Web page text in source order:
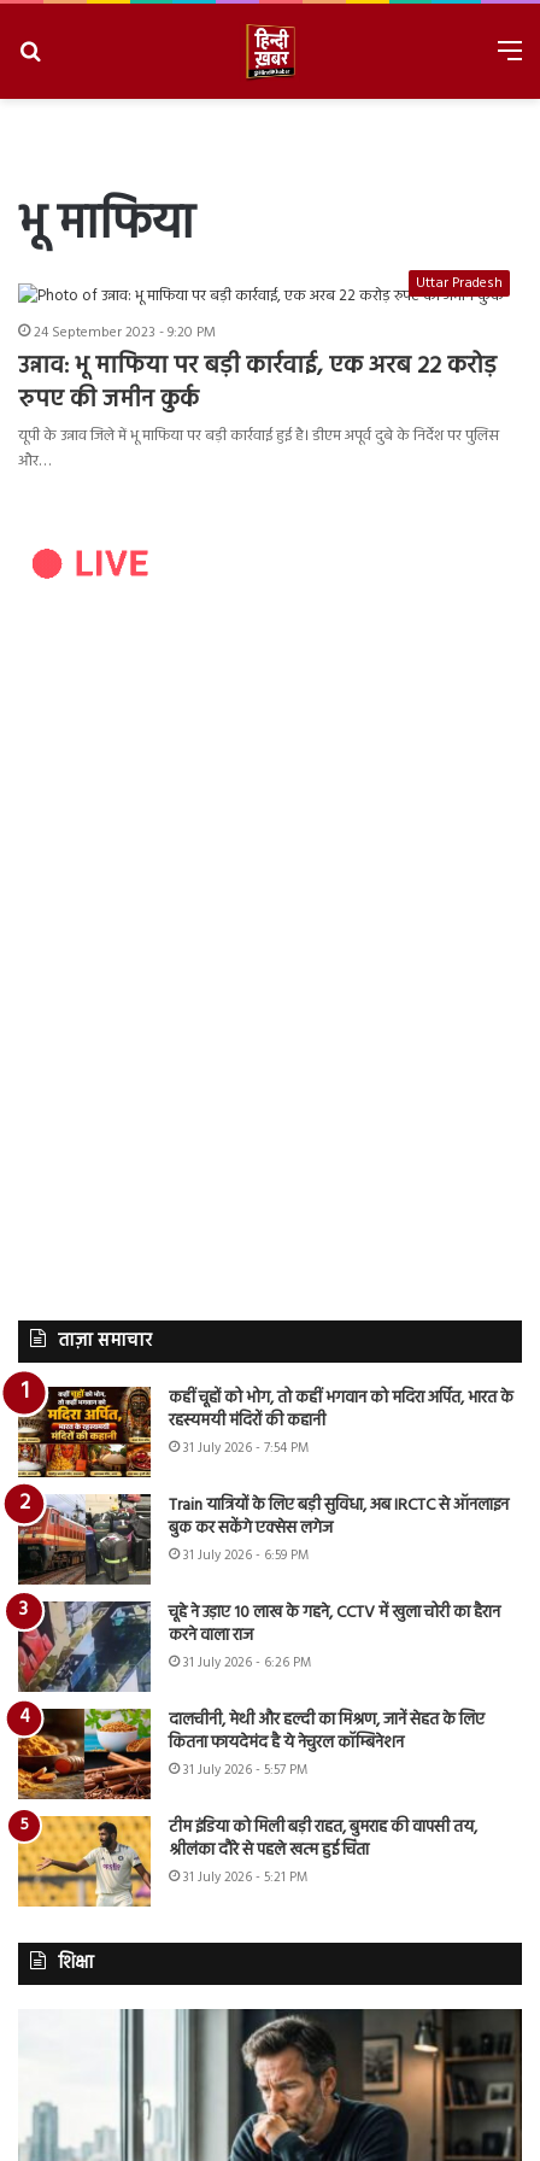
भू माफिया
Uttar Pradesh
24 September 2023 - 9:20 PM
उन्नाव: भू माफिया पर बड़ी कार्रवाई, एक अरब 22 करोड़
रुपए की जमीन कुर्क
यूपी के उन्नाव जिले में भू माफिया पर बड़ी कार्रवाई हुई है। डीएम अपूर्व दुबे के निर्देश पर पुलिस
और…
ताज़ा समाचार
कहीं चूहों को भोग, तो कहीं भगवान को मदिरा अर्पित, भारत के
रहस्यमयी मंदिरों की कहानी
31 July 2026 - 7:54 PM
Train यात्रियों के लिए बड़ी सुविधा, अब IRCTC से ऑनलाइन
बुक कर सकेंगे एक्सेस लगेज
31 July 2026 - 6:59 PM
चूहे ने उड़ाए 10 लाख के गहने, CCTV में खुला चोरी का हैरान
करने वाला राज
31 July 2026 - 6:26 PM
दालचीनी, मेथी और हल्दी का मिश्रण, जानें सेहत के लिए
कितना फायदेमंद है ये नेचुरल कॉम्बिनेशन
31 July 2026 - 5:57 PM
टीम इंडिया को मिली बड़ी राहत, बुमराह की वापसी तय,
श्रीलंका दौरे से पहले खत्म हुई चिंता
31 July 2026 - 5:21 PM
शिक्षा